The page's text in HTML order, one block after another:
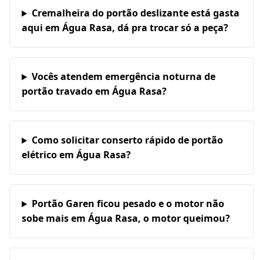
Cremalheira do portão deslizante está gasta
aqui em Água Rasa, dá pra trocar só a peça?
Vocês atendem emergência noturna de
portão travado em Água Rasa?
Como solicitar conserto rápido de portão
elétrico em Água Rasa?
Portão Garen ficou pesado e o motor não
sobe mais em Água Rasa, o motor queimou?